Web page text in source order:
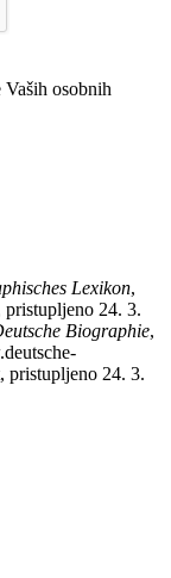
osobnih
Lexikon,
pristupljeno 24. 3.
Biographie,
pristupljeno 24. 3.